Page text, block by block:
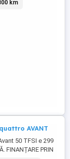
- Sistem
- Lane Asist -
cheia in buzunar)
de Parcare Fata
km
AVANT
50 TFSI e 299
FINANȚARE PRIN